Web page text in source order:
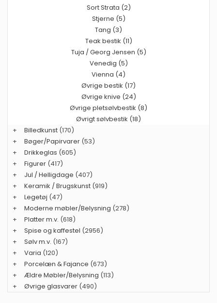
Sort Strata (2)
Stjerne (5)
Tang (3)
Teak bestik (11)
Tuja / Georg Jensen (5)
Venedig (5)
Vienna (4)
Øvrige bestik (17)
Øvrige knive (24)
Øvrige pletsølvbestik (8)
Øvrigt sølvbestik (18)
+
Billedkunst (170)
+
Bøger/Papirvarer (53)
+
Drikkeglas (605)
+
Figurer (417)
+
Jul / Helligdage (407)
+
Keramik / Brugskunst (919)
+
Legetøj (47)
+
Moderne møbler/Belysning (278)
+
Platter m.v. (618)
+
Spise og kaffestel (2956)
+
Sølv m.v. (167)
+
Varia (120)
+
Porcelæn & Fajance (673)
+
Ældre Møbler/Belysning (113)
+
Øvrige glasvarer (490)